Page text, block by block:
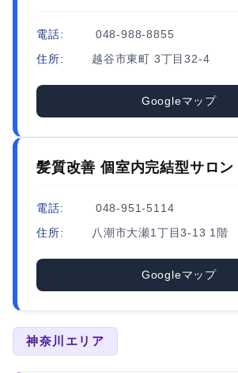
電話:
048-988-8855
住所:
越谷市東町 3丁目32-4
Googleマップ
髪質改善 個室内完結型サロン
電話:
048-951-5114
住所:
八潮市大瀬1丁目3-13 1階
Googleマップ
神奈川エリア